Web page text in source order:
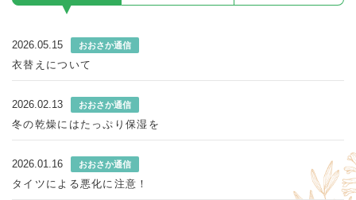
2026.05.15 おおさか通信
衣替えについて
2026.02.13 おおさか通信
冬の乾燥にはたっぷり保湿を
2026.01.16 おおさか通信
タイツによる悪化に注意！